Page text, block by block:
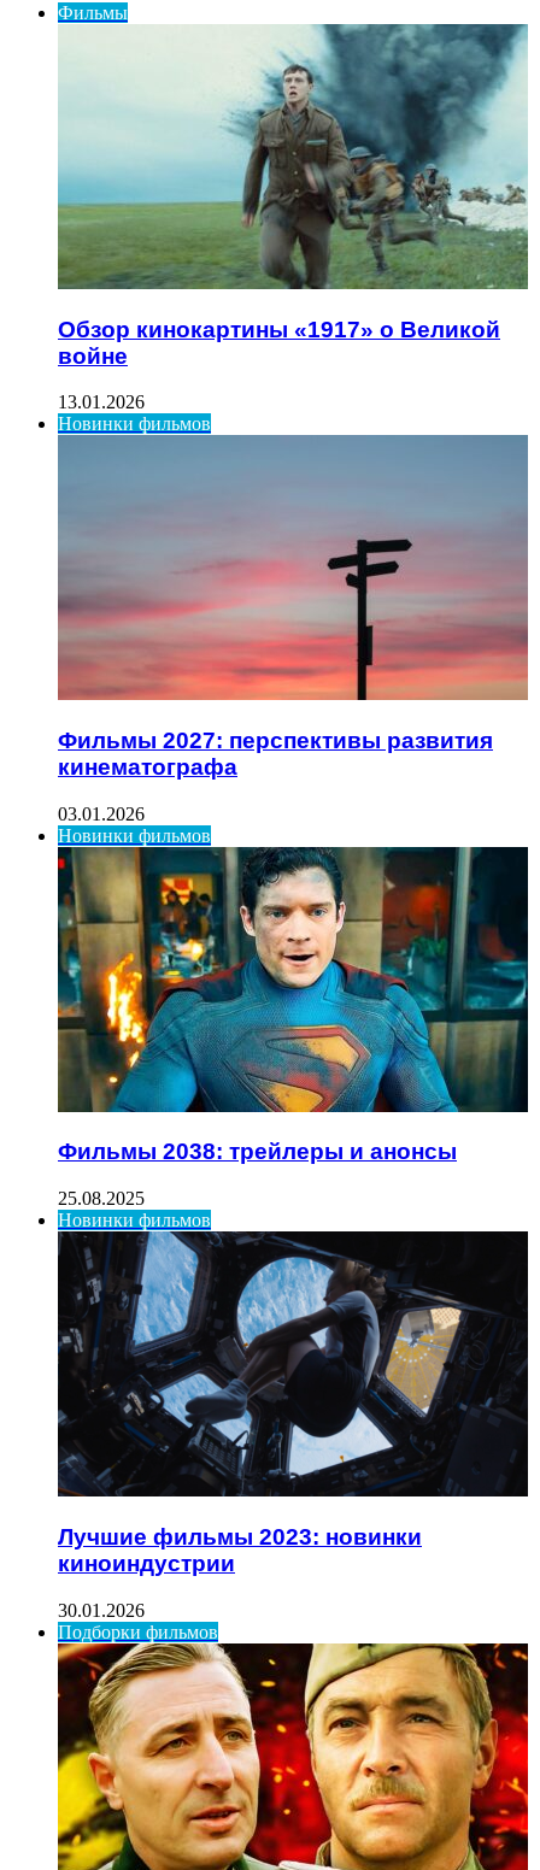
Фильмы
Обзор кинокартины «1917» о Великой
войне
13.01.2026
Новинки фильмов
Фильмы 2027: перспективы развития
кинематографа
03.01.2026
Новинки фильмов
Фильмы 2038: трейлеры и анонсы
25.08.2025
Новинки фильмов
Лучшие фильмы 2023: новинки
киноиндустрии
30.01.2026
Подборки фильмов